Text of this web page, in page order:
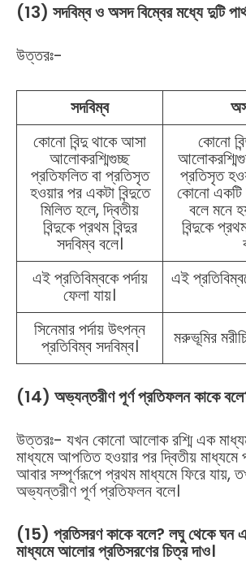
(13) সদবিম্ব ও অসদ বিম্বের মধ্যে দুটি
উত্তরঃ-
সদবিম্ব
কোনো বিন্দু থাকে আসা
আলোকরশ্মিগুচ্ছ
প্রতিফলিত বা প্রতিসৃত
হওয়ার পর একটা বিন্দুতে
মিলিত হলে, দ্বিতীয়
বিন্দুকে প্রথম বিন্দুর
সদবিম্ব বলে।
কোনো
প্রতিসৃত
কোনো একটি
বলে মনে
বিন্দুকে
এই প্রতিবিম্বকে পর্দায়
ফেলা যায়।
এই
সিনেমার পর্দায় উৎপন্ন
প্রতিবিম্ব সদবিম্ব। মরুভূমির
(14) অভ্যন্তরীণ পূর্ণ প্রতিফলন কাকে
উত্তরঃ- যখন কোনো আলোক রশ্মি এক
মাধ্যমে আপতিত হওয়ার পর দ্বিতীয় মাধ্যমে
আবার সম্পূর্ণরূপে প্রথম মাধ্যমে ফিরে যায়,
অভ্যন্তরীণ পূর্ণ প্রতিফলন বলে।
(15) প্রতিসরণ কাকে বলে? লঘু থেকে ঘন
মাধ্যমে আলোর প্রতিসরণের চিত্র দাও।